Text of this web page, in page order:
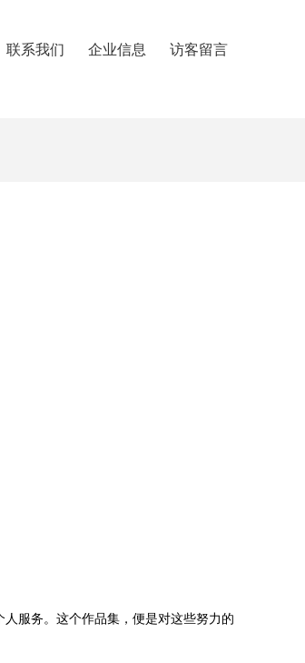
联系我们 企业信息 访客留言
服务。这个作品集，便是对这些努力的